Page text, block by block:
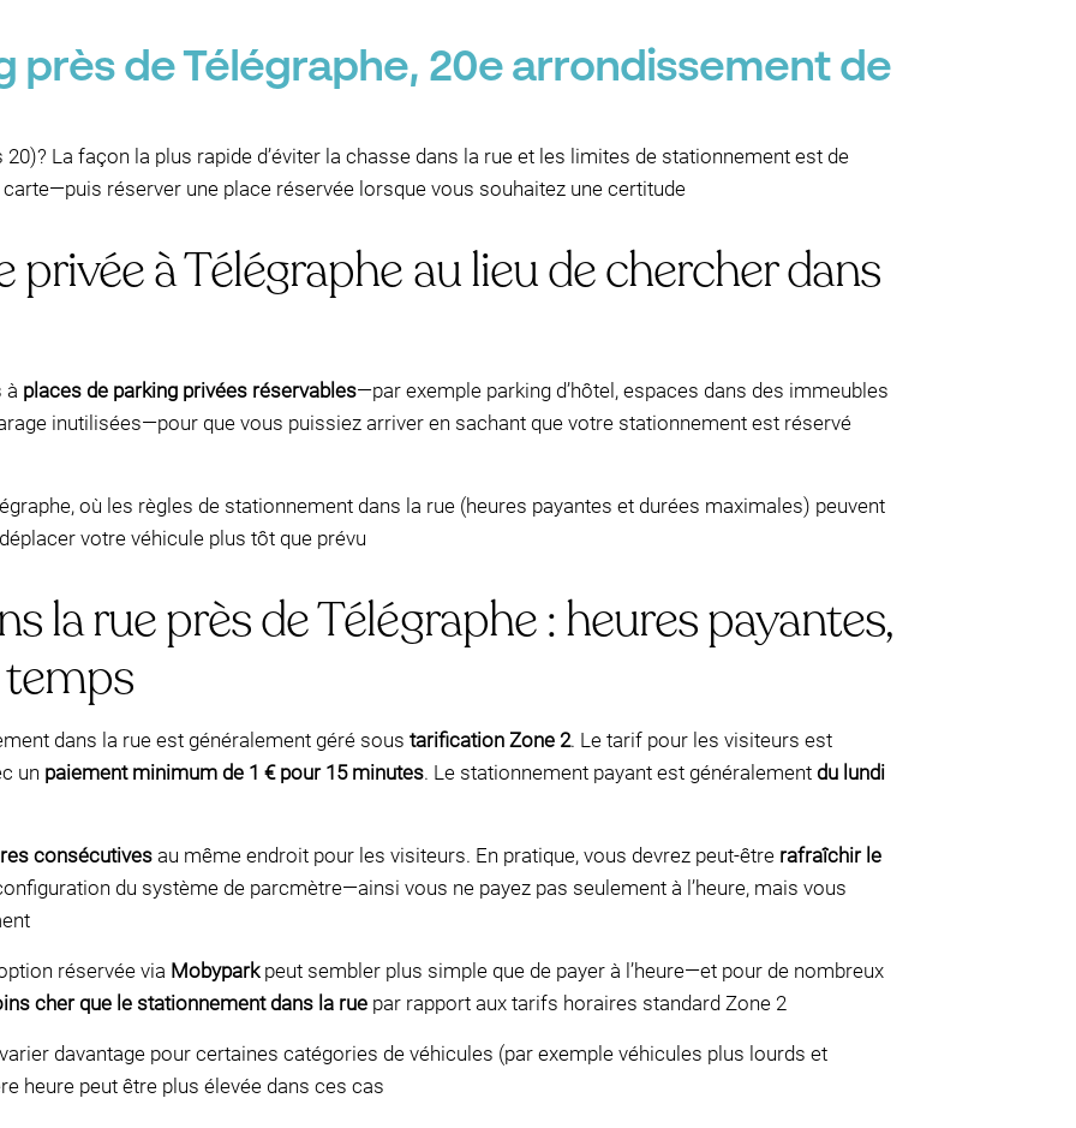
près de Télégraphe, 20e arrondissement de
20)? La façon la plus rapide d’éviter la chasse dans la rue et les limites de stationnement est de
réserver une place réservée lorsque vous souhaitez une certitude
privée à Télégraphe au lieu de chercher dans
à places de parking privées réservables—par exemple parking d’hôtel, espaces dans des immeubles
inutilisées—pour que vous puissiez arriver en sachant que votre stationnement est réservé
où les règles de stationnement dans la rue (heures payantes et durées maximales) peuvent
votre véhicule plus tôt que prévu
la rue près de Télégraphe : heures payantes,
dans la rue est généralement géré sous tarification Zone 2. Le tarif pour les visiteurs est
un paiement minimum de 1 € pour 15 minutes. Le stationnement payant est généralement du lundi
consécutives au même endroit pour les visiteurs. En pratique, vous devrez peut-être rafraîchir le
du système de parcmètre—ainsi vous ne payez pas seulement à l’heure, mais vous
réservée via Mobyparkpeut sembler plus simple que de payer à l’heure—et pour de nombreux
cher que le stationnement dans la rue par rapport aux tarifs horaires standard Zone 2
davantage pour certaines catégories de véhicules (par exemple véhicules plus lourds et
heure peut être plus élevée dans ces cas